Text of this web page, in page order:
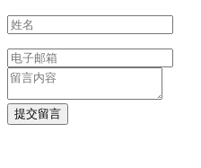
提交留言